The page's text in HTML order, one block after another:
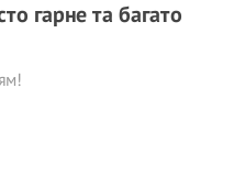
гарне та багато